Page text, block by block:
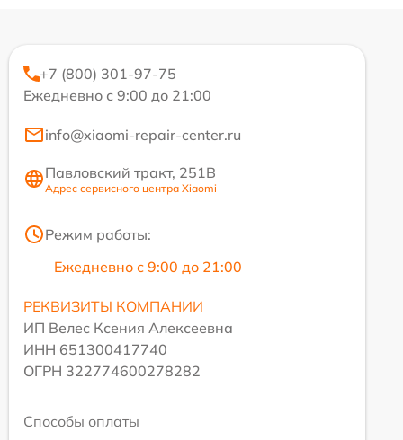
+7 (800) 301-97-75
Ежедневно с 9:00 до 21:00
info@xiaomi-repair-center.ru
Павловский тракт, 251В
Адрес сервисного центра Xiaomi
Режим работы:
Ежедневно с 9:00 до 21:00
РЕКВИЗИТЫ КОМПАНИИ
ИП Велес Ксения Алексеевна
ИНН 651300417740
ОГРН 322774600278282
Способы оплаты